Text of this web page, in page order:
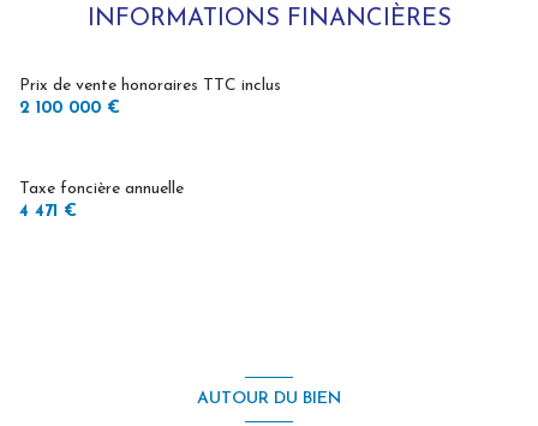
Chauffage individuel : chaudière (gaz)
exposition Sud-Ouest
INFORMATIONS FINANCIÈRES
Prix de vente honoraires TTC inclus
2 100 000 €
Taxe foncière annuelle
4 471 €
AUTOUR DU BIEN